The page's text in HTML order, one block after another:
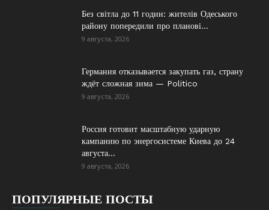
Без світла до 11 годин: жителів Одеського
району попередили про планові...
9 августа, 2026
Германия отказывается закупать газ, страну
ждёт сложная зима — Politico
9 августа, 2026
Россия готовит масштабную ударную
кампанию по энергосистеме Киева до 24
августа...
9 августа, 2026
ПОПУЛЯРНЫЕ ПОСТЫ